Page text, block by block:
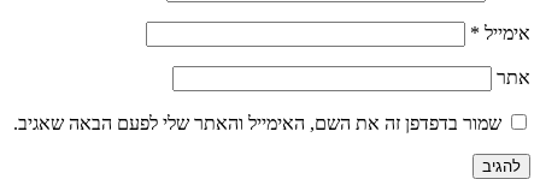
אימייל *
אתר
שמור בדפדפן זה את השם, האימייל והאתר שלי לפעם הבאה שאגיב.